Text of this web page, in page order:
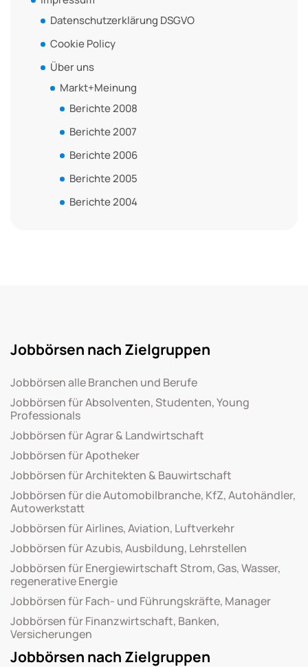
Datenschutzerklärung DSGVO
Cookie Policy
Über uns
Markt+Meinung
Berichte 2008
Berichte 2007
Berichte 2006
Berichte 2005
Berichte 2004
Jobbörsen nach Zielgruppen
Jobbörsen alle Branchen und Berufe
Jobbörsen für Absolventen, Studenten, Young
Professionals
Jobbörsen für Agrar & Landwirtschaft
Jobbörsen für Apotheker
Jobbörsen für Architekten & Bauwirtschaft
Jobbörsen für die Automobilbranche, KfZ, Autohändler,
Autowerkstatt
Jobbörsen für Airlines, Aviation, Luftverkehr
Jobbörsen für Azubis, Ausbildung, Lehrstellen
Jobbörsen für Energiewirtschaft Strom, Gas, Wasser,
regenerative Energie
Jobbörsen für Fach- und Führungskräfte, Manager
Jobbörsen für Finanzwirtschaft, Banken,
Versicherungen
Jobbörsen nach Zielgruppen